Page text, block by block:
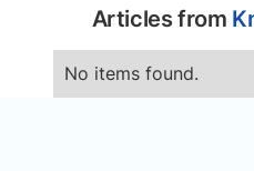
Articles from
No items found.